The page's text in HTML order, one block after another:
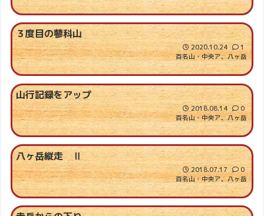
３度目の蓼科山
2020.10.24
1
百名山・中央ア、八ヶ岳
山行記録をアップ
2018.08.14
0
百名山・中央ア、八ヶ岳
八ヶ岳縦走 Ⅱ
2018.07.17
0
百名山・中央ア、八ヶ岳